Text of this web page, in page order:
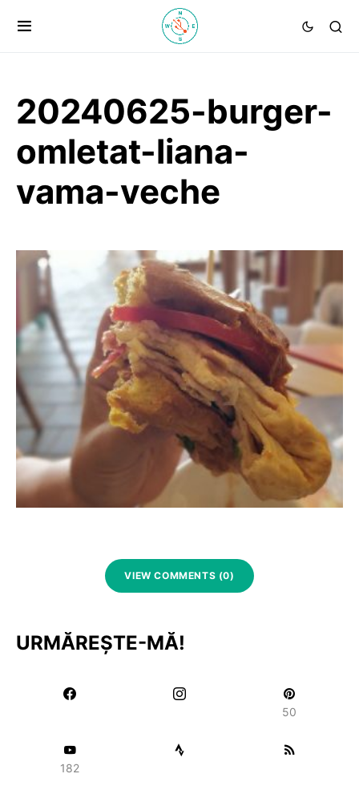
20240625-burger-
omletat-liana-
vama-veche
VIEW COMMENTS (0)
URMĂREȘTE-MĂ!
50
182